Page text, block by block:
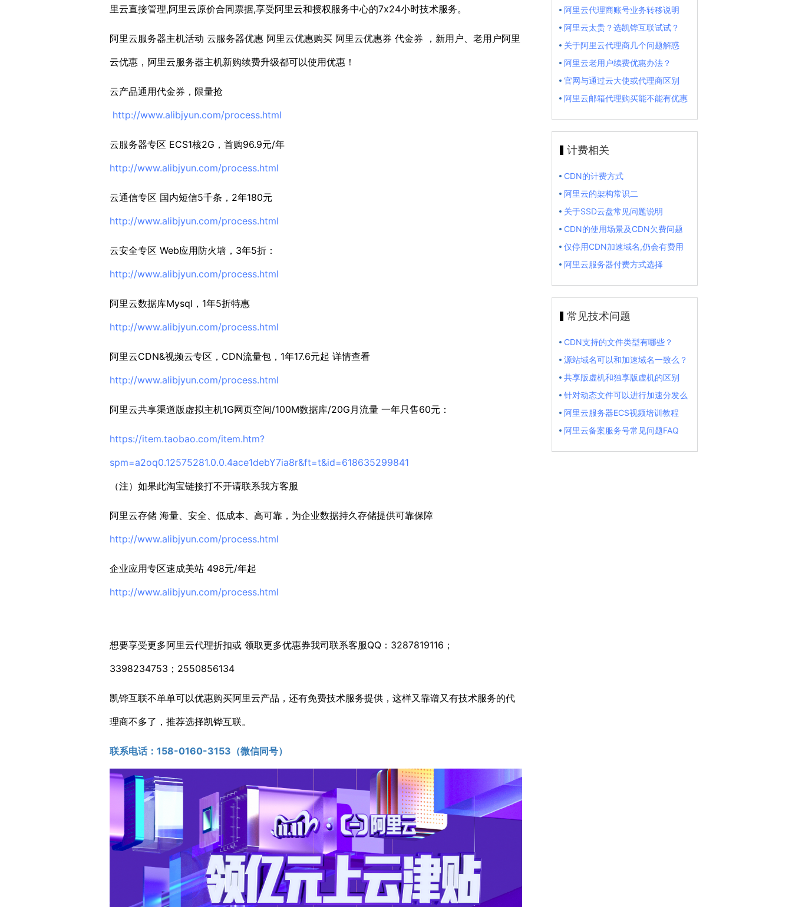
里云直接管理,阿里云原价合同票据,享受阿里云和授权服务中心的7x24小时技术服务。
阿里云服务器主机活动 云服务器优惠 阿里云优惠购买 阿里云优惠券 代金券 ，新用户、老用户阿里
云优惠，阿里云服务器主机新购续费升级都可以使用优惠！
云产品通用代金券，限量抢
http://www.alibjyun.com/process.html
云服务器专区 ECS1核2G，首购96.9元/年
http://www.alibjyun.com/process.html
云通信专区 国内短信5千条，2年180元
http://www.alibjyun.com/process.html
云安全专区 Web应用防火墙，3年5折：
http://www.alibjyun.com/process.html
阿里云数据库Mysql，1年5折特惠
http://www.alibjyun.com/process.html
阿里云CDN&视频云专区，CDN流量包，1年17.6元起 详情查看
http://www.alibjyun.com/process.html
阿里云共享渠道版虚拟主机1G网页空间/100M数据库/20G月流量 一年只售60元：
https://item.taobao.com/item.htm?
spm=a2oq0.12575281.0.0.4ace1debY7ia8r&ft=t&id=618635299841
（注）如果此淘宝链接打不开请联系我方客服
阿里云存储 海量、安全、低成本、高可靠，为企业数据持久存储提供可靠保障
http://www.alibjyun.com/process.html
企业应用专区速成美站 498元/年起
http://www.alibjyun.com/process.html
想要享受更多阿里云代理折扣或 领取更多优惠券我司联系客服QQ：3287819116；
3398234753；2550856134
凯铧互联不单单可以优惠购买阿里云产品，还有免费技术服务提供，这样又靠谱又有技术服务的代
理商不多了，推荐选择凯铧互联。
联系电话：158-0160-3153 （微信同号）
阿里云代理商账号业务转移说明
阿里云太贵？选凯铧互联试试？
关于阿里云代理商几个问题解惑
阿里云老用户续费优惠办法？
官网与通过云大使或代理商区别
阿里云邮箱代理购买能不能有优惠
计费相关
CDN的计费方式
阿里云的架构常识二
关于SSD云盘常见问题说明
CDN的使用场景及CDN欠费问题
仅停用CDN加速域名,仍会有费用
阿里云服务器付费方式选择
常见技术问题
CDN支持的文件类型有哪些？
源站域名可以和加速域名一致么？
共享版虚机和独享版虚机的区别
针对动态文件可以进行加速分发么
阿里云服务器ECS视频培训教程
阿里云备案服务号常见问题FAQ